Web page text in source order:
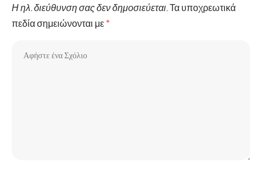
Η ηλ. διεύθυνση σας δεν δημοσιεύεται.Τα υποχρεωτικά
πεδία σημειώνονται με *